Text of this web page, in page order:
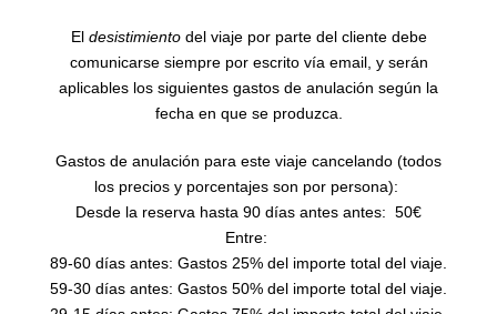
El desistimientodel viaje por parte del cliente debe
comunicarse siempre por escrito vía email, y serán
aplicables los siguientes gastos de anulación según la
fecha en que se produzca.
Gastos de anulación para este viaje cancelando (todos
los precios y porcentajes son por persona):
Desde la reserva hasta 90 días antes antes: 50€
Entre:
89-60 días antes: Gastos 25% del importe total del viaje.
59-30 días antes: Gastos 50% del importe total del viaje.